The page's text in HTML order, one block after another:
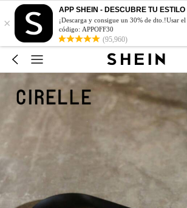
×
APP SHEIN - DESCUBRE TU ESTILO
¡Descarga y consigue un 30% de dto.!Usar el
código: APPOFF30
(95,960)